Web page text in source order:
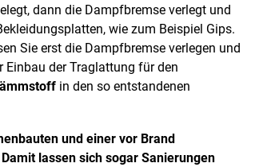
dann die Dampfbremse verlegt und
wie zum Beispiel Gips.
Sie erst die Dampfbremse verlegen und
der Traglattung für den
in den so entstandenen
und einer vor Brand
lassen sich sogar Sanierungen